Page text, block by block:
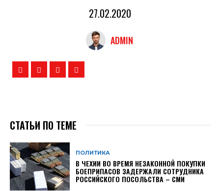
27.02.2020
ADMIN
СТАТЬИ ПО ТЕМЕ
ПОЛИТИКА
В ЧЕХИИ ВО ВРЕМЯ НЕЗАКОННОЙ ПОКУПКИ
БОЕПРИПАСОВ ЗАДЕРЖАЛИ СОТРУДНИКА
РОССИЙСКОГО ПОСОЛЬСТВА – СМИ